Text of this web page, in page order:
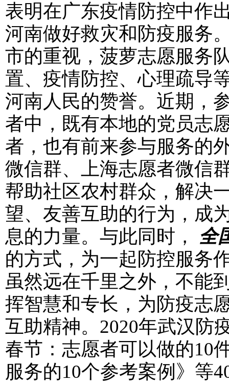
表明在广东疫情防控中作
河南做好救灾和防疫服务
市的重视，菠萝志愿服务
置、疫情防控、心理疏导
河南人民的赞誉。近期，
者中，既有本地的党员志
者，也有前来参与服务的
微信群、上海志愿者微信
帮助社区农村群众，解决
望、友善互助的行为，成
息的力量。与此同时， 全
的方式，为一起防控服务
虽然远在千里之外，不能
挥智慧和专长，为防疫志
互助精神。2020年武汉防
春节：志愿者可以做的10
服务的10个参考案例》等